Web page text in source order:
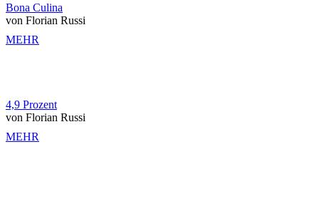
Bona Culina
von Florian Russi
MEHR
4,9 Prozent
von Florian Russi
MEHR